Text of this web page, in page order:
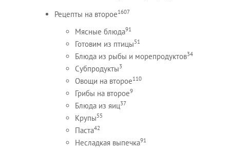
Рецепты на второе1607
Мясные блюда91
Готовим из птицы51
Блюда из рыбы и морепродуктов34
Субпродукты3
Овощи на второе110
Грибы на второе9
Блюда из яиц37
Крупы55
Паста42
Несладкая выпечка91